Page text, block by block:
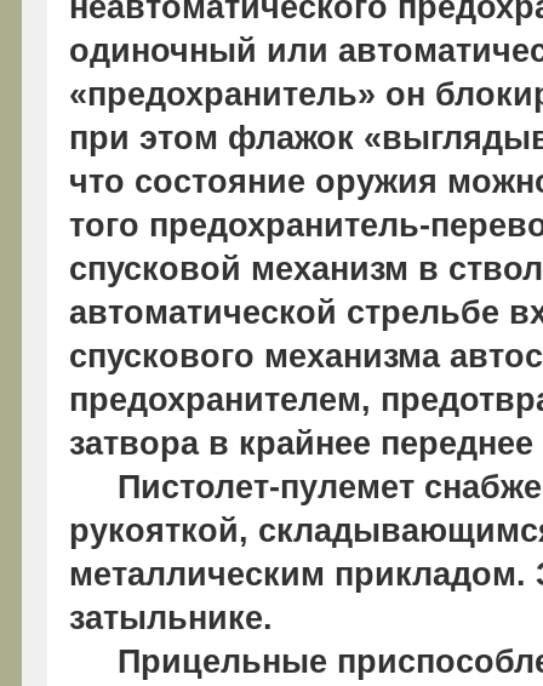
неавтоматического
одиночный или
«предохранитель» он
при этом флажок
что состояние оружия
того предохранитель-
спусковой механизм в
автоматической стрельбе
спускового механизма
предохранителем,
затвора в крайнее
Пистолет-пулемет
рукояткой,
металлическим
затыльнике.
Прицельные